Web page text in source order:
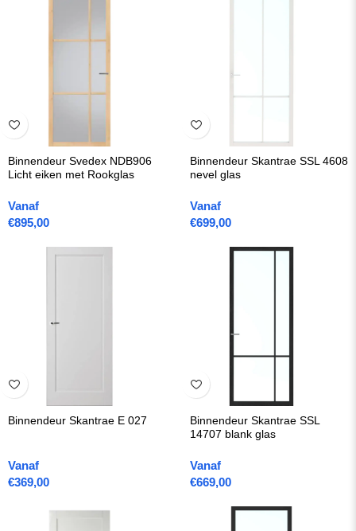
Binnendeur Svedex NDB906
Licht eiken met Rookglas
Vanaf
€895,00
Binnendeur Skantrae SSL 4608
nevel glas
Vanaf
€699,00
Binnendeur Skantrae E 027
Vanaf
€369,00
Binnendeur Skantrae SSL
14707 blank glas
Vanaf
€669,00